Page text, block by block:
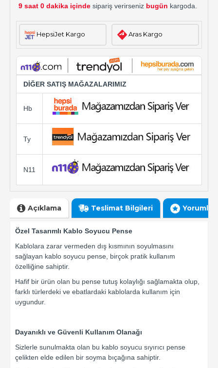
9 saat 0 dakika içinde sipariş verirseniz bugün kargoda.
HepsiJet Kargo Aras Kargo
DİĞER SATIŞ MAĞAZALARIMIZ
Hb
Ty
N11
Açıklama Teslimat Bilgileri Yorumlar
Özel Tasarımlı Kablo Soyucu Pense
Kablolara zarar vermeden dış kısmının soyulmasını
sağlayan kablo soyucu pense, birçok pratik kullanım
özelliğine sahiptir.
Hafif bir ürün olan bu pense tutuş kolaylığı sağlamakta olup,
farklı türlerdeki ve ebatlardaki kablolarda kullanım için
uygundur.
Dayanıklı ve Güvenli Kullanım Olanağı
Sizlerle sunulmakta olan bu kablo soyucu sıyırıcı pense
çelikten elde edilen bir soyma bıçağına sahiptir.